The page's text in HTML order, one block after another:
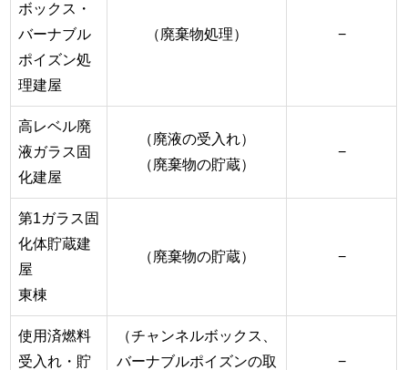
ボックス・
バーナブル
ポイズン処
理建屋
（廃棄物処理） −
高レベル廃
液ガラス固
化建屋
（廃液の受入れ）
（廃棄物の貯蔵）
−
第1ガラス固
化体貯蔵建
屋
東棟
（廃棄物の貯蔵） −
使用済燃料
受入れ・貯
（チャンネルボックス、
バーナブルポイズンの取
−